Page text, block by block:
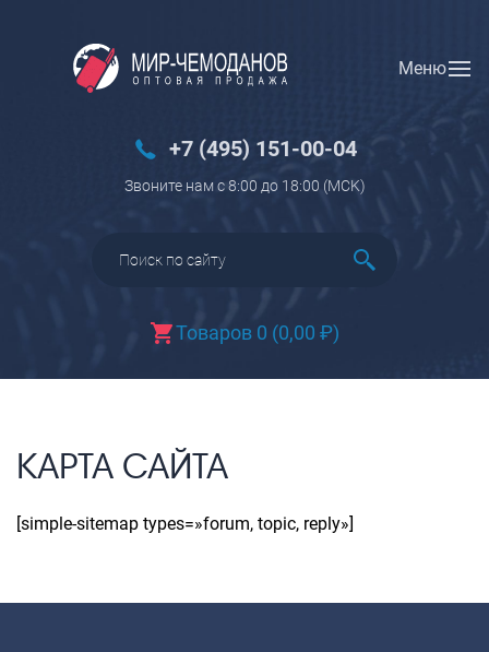
Меню
+7 (495) 151-00-04
Звоните нам с 8:00 до 18:00 (МCK)
Товаров 0 (0,00 ₽)
Вход Регистрация
Багаж
Чемоданы
Чемоданы детские
Пилоты на колесах
Рюкзаки детские для детских
Бьюти-кейсы
РАСПРОДАЖА
Сумки колесные
КАРТА САЙТА
[simple-sitemap types=»forum, topic, reply»]